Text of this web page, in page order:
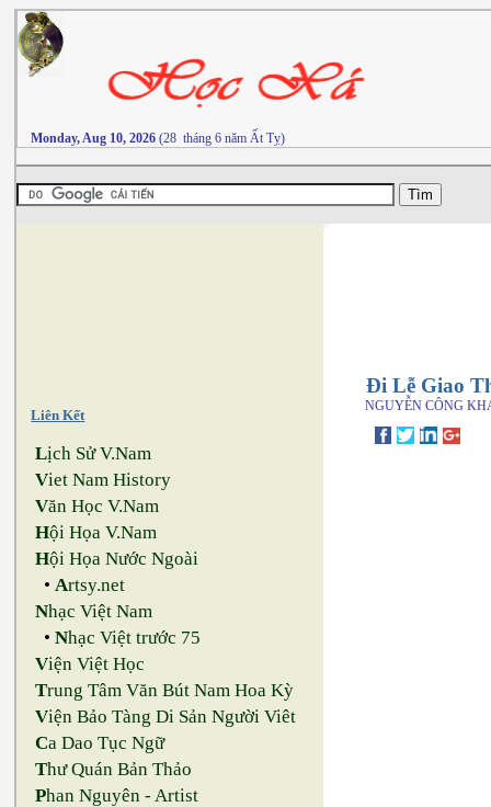
Monday, Aug 10, 2026 (28 tháng 6 năm Ất Tỵ)
Liên Kết
Lịch Sử V.Nam
Viet Nam History
Văn Học V.Nam
Hội Họa V.Nam
Hội Họa Nước Ngoài
•Artsy.net
Nhạc Việt Nam
•Nhạc Việt trước 75
Viện Việt Học
Trung Tâm Văn Bút Nam Hoa Kỳ
Viện Bảo Tàng Di Sản Người Viêt
Ca Dao Tục Ngữ
Thư Quán Bản Thảo
Phan Nguyên - Artist
Đi Lễ Giao
NGUYỄN CÔNG